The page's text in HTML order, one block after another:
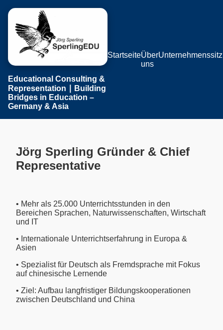
Educational Consulting &
Representation ∣ Building
Bridges in Education –
Germany & Asia
StartseiteÜber
uns
Unternehmenssitz
Jörg Sperling Gründer & Chief
Representative
• Mehr als 25.000 Unterrichtsstunden in den
Bereichen Sprachen, Naturwissenschaften, Wirtschaft
und IT
• Internationale Unterrichtserfahrung in Europa &
Asien
• Spezialist für Deutsch als Fremdsprache mit Fokus
auf chinesische Lernende
• Ziel: Aufbau langfristiger Bildungskooperationen
zwischen Deutschland und China